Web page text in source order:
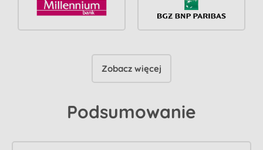
Zobacz więcej
Podsumowanie